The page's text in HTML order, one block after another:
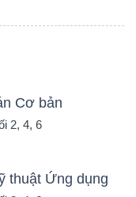
Cơ bản
2, 4, 6
thuật Ứng dụng